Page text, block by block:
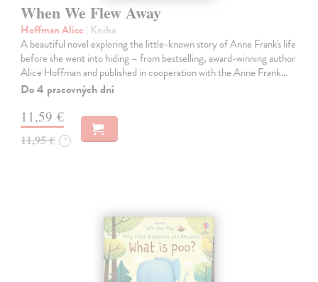
When We Flew Away
Hoffman Alice | Kniha
A beautiful novel exploring the little-known story of Anne Frank's life
before she went into hiding – from bestselling, award-winning author
Alice Hoffman and published in cooperation with the Anne Frank…
Do 4 pracovných dní
11,59 €
11,95 € ?